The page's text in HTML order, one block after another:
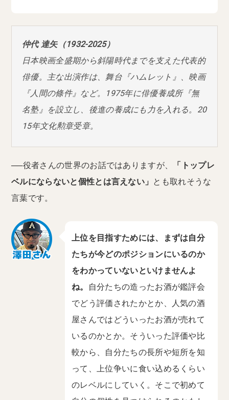
仲代 達矢（1932-2025）
日本映画全盛期から斜陽時代までを支えた代表的
俳優。主な出演作は、舞台『ハムレット』、映画
『人間の條件』など。1975年に俳優養成所『無
名塾』を設立し、後進の養成にも力を入れる。20
15年文化勲章受章。
──役者さんの世界のお話ではありますが、
「トップレ
ベルにならないと個性とは言えない」 とも取れそうな
言葉です。
上位を目指すためには、まずは自分
たちが今どのポジションにいるのか
をわかっていないといけませんよ
ね。
自分たちの造ったお酒が鑑評会
でどう評価されたかとか、人気の酒
屋さんではどういったお酒が売れて
いるのかとか。そういった評価や比
較から、自分たちの長所や短所を知
って、上位争いに食い込めるくらい
のレベルにしていく。そこで初めて